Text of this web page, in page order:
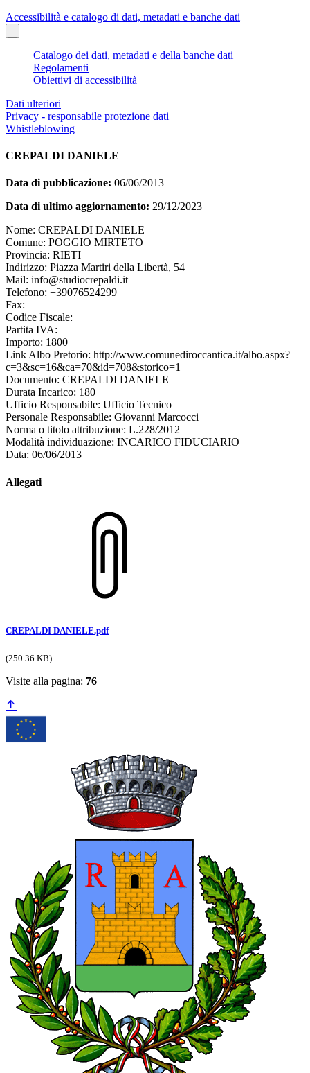
Accessibilità e catalogo di dati, metadati e banche dati
Catalogo dei dati, metadati e della banche dati
Regolamenti
Obiettivi di accessibilità
Dati ulteriori
Privacy - responsabile protezione dati
Whistleblowing
CREPALDI DANIELE
Data di pubblicazione: 06/06/2013
Data di ultimo aggiornamento: 29/12/2023
Nome: CREPALDI DANIELE
Comune: POGGIO MIRTETO
Provincia: RIETI
Indirizzo: Piazza Martiri della Libertà, 54
Mail: info@studiocrepaldi.it
Telefono: +39076524299
Fax:
Codice Fiscale:
Partita IVA:
Importo: 1800
Link Albo Pretorio: http://www.comunediroccantica.it/albo.aspx?
c=3&sc=16&ca=70&id=708&storico=1
Documento: CREPALDI DANIELE
Durata Incarico: 180
Ufficio Responsabile: Ufficio Tecnico
Personale Responsabile: Giovanni Marcocci
Norma o titolo attribuzione: L.228/2012
Modalità individuazione: INCARICO FIDUCIARIO
Data: 06/06/2013
Allegati
CREPALDI DANIELE.pdf
(250.36 KB)
Visite alla pagina: 76